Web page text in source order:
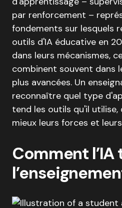
par renforcement –
fondements sur lesquels
outils d'IA éducative en
dans leurs mécanismes,
combinent souvent dans
plus avancées. Un
reconnaître quel type
tend les outils qu'il
mieux leurs forces et
Comment